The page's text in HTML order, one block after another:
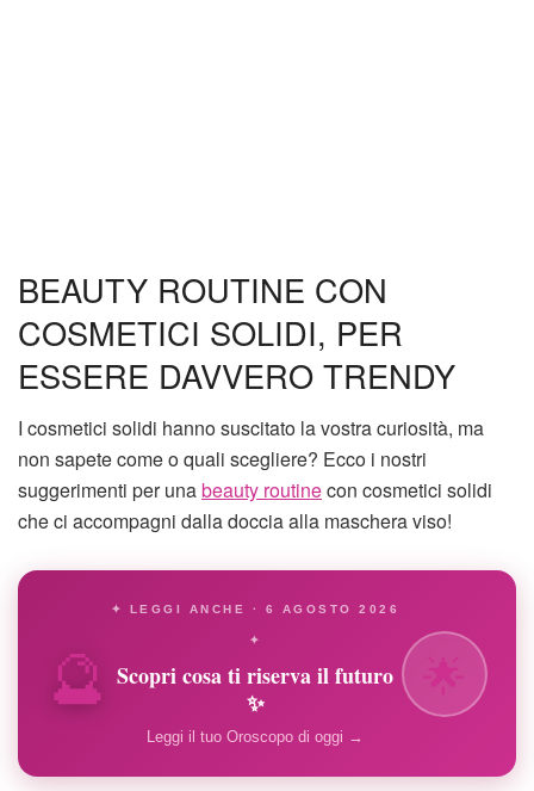
BEAUTY ROUTINE CON
COSMETICI SOLIDI, PER
ESSERE DAVVERO TRENDY
I cosmetici solidi hanno suscitato la vostra curiosità, ma
non sapete come o quali scegliere? Ecco i nostri
suggerimenti per unabeauty routinecon cosmetici solidi
che ci accompagni dalla doccia alla maschera viso!
🔮
✦ LEGGI ANCHE · 6 AGOSTO 2026
✦
Scopri cosa ti riserva il futuro
✨
Leggi il tuo Oroscopo di oggi →